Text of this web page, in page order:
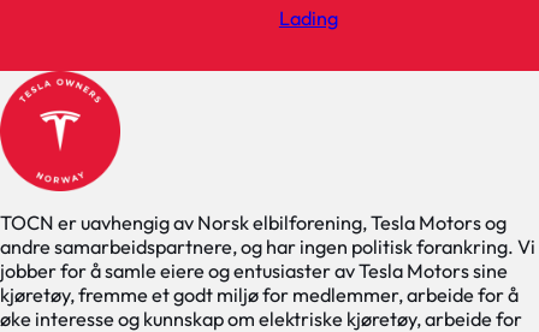
TOCN er uavhengig av Norsk elbilforening, Tesla Motors og
andre samarbeidspartnere, og har ingen politisk forankring. Vi
jobber for å samle eiere og entusiaster av Tesla Motors sine
kjøretøy, fremme et godt miljø for medlemmer, arbeide for å
øke interesse og kunnskap om elektriske kjøretøy, arbeide for
Lading